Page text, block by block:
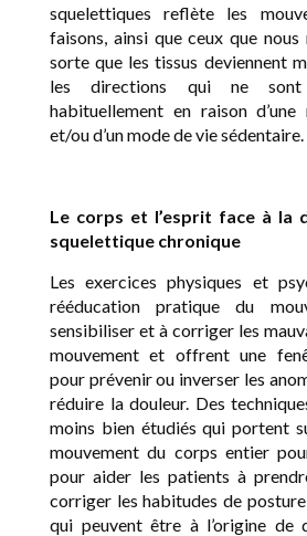
squelettiques reflète les
faisons, ainsi que ceux que nous
sorte que les tissus deviennent
les directions qui ne sont
habituellement en raison d’une
et/ou d’un mode de vie sédentaire.
Le corps et l’esprit face à la
squelettique chronique
Les exercices physiques et
rééducation pratique du
sensibiliser et à corriger les
mouvement et offrent une
pour prévenir ou inverser les
réduire la douleur. Des
moins bien étudiés qui portent
mouvement du corps entier
pour aider les patients à
corriger les habitudes de
qui peuvent être à l’origine de